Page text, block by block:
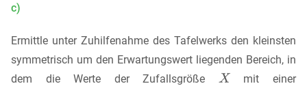
c)
Ermittle unter Zuhilfenahme des Tafelwerks den kleinsten
symmetrisch um den Erwartungswert liegenden Bereich, in
dem die Werte der Zufallsgröße
mit einer